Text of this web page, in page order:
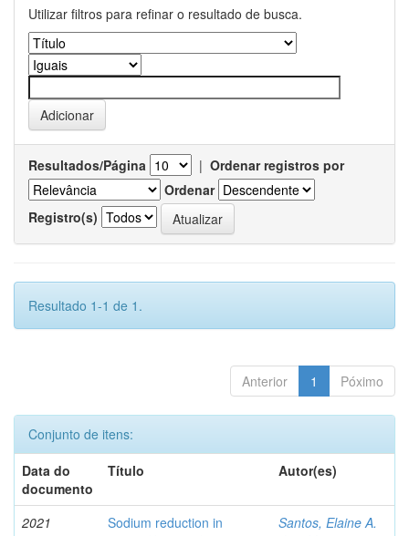
Utilizar filtros para refinar o resultado de busca.
Resultados/Página | Ordenar registros por
Ordenar
Registro(s)
Resultado 1-1 de 1.
Anterior 1 Póximo
Conjunto de itens:
Data do
documento
Título Autor(es)
2021
Sodium reduction in
Santos, Elaine A.